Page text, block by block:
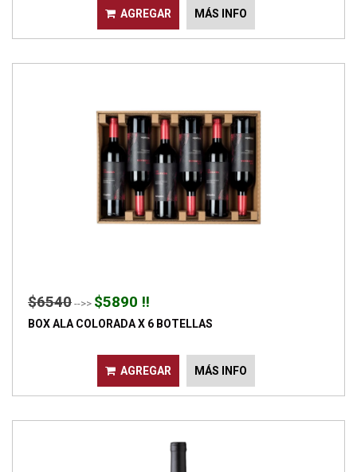
AGREGAR MÁS INFO
$6540 -->> $5890 !!
BOX ALA COLORADA X 6 BOTELLAS
AGREGAR MÁS INFO